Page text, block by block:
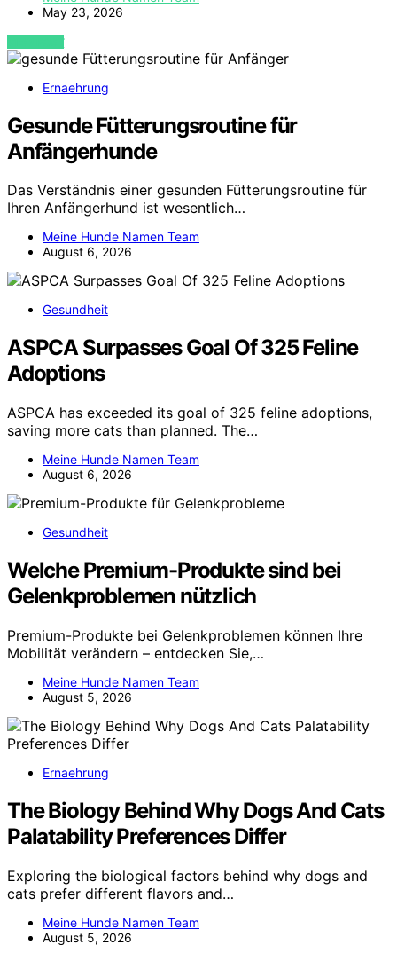
May 23, 2026
VIEW POST
Ernaehrung
Gesunde Fütterungsroutine für
Anfängerhunde
Das Verständnis einer gesunden Fütterungsroutine für
Ihren Anfängerhund ist wesentlich…
Meine Hunde Namen Team
August 6, 2026
Gesundheit
ASPCA Surpasses Goal Of 325 Feline
Adoptions
ASPCA has exceeded its goal of 325 feline adoptions,
saving more cats than planned. The…
Meine Hunde Namen Team
August 6, 2026
Gesundheit
Welche Premium-Produkte sind bei
Gelenkproblemen nützlich
Premium-Produkte bei Gelenkproblemen können Ihre
Mobilität verändern – entdecken Sie,…
Meine Hunde Namen Team
August 5, 2026
Ernaehrung
The Biology Behind Why Dogs And Cats
Palatability Preferences Differ
Exploring the biological factors behind why dogs and
cats prefer different flavors and…
Meine Hunde Namen Team
August 5, 2026